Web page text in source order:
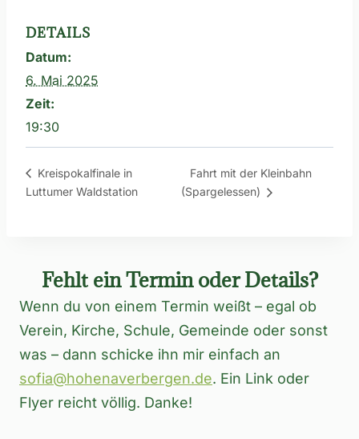
DETAILS
Datum:
6. Mai 2025
Zeit:
19:30
Kreispokalfinale in
Luttumer Waldstation
Fahrt mit der Kleinbahn
(Spargelessen)
Fehlt ein Termin oder Details?
Wenn du von einem Termin weißt – egal ob
Verein, Kirche, Schule, Gemeinde oder sonst
was – dann schicke ihn mir einfach an
sofia@hohenaverbergen.de. Ein Link oder
Flyer reicht völlig. Danke!